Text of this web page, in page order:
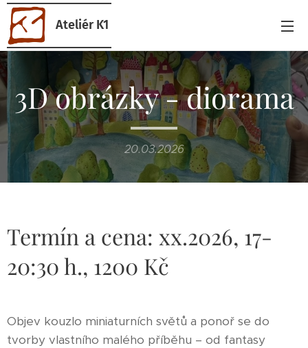
Ateliér K1
3D obrázky - diorama
20.03.2026
Termín a cena: xx.2026, 17-
20:30 h., 1200 Kč
Objev kouzlo miniaturních světů a ponoř se do
tvorby vlastního malého příběhu – od fantasy